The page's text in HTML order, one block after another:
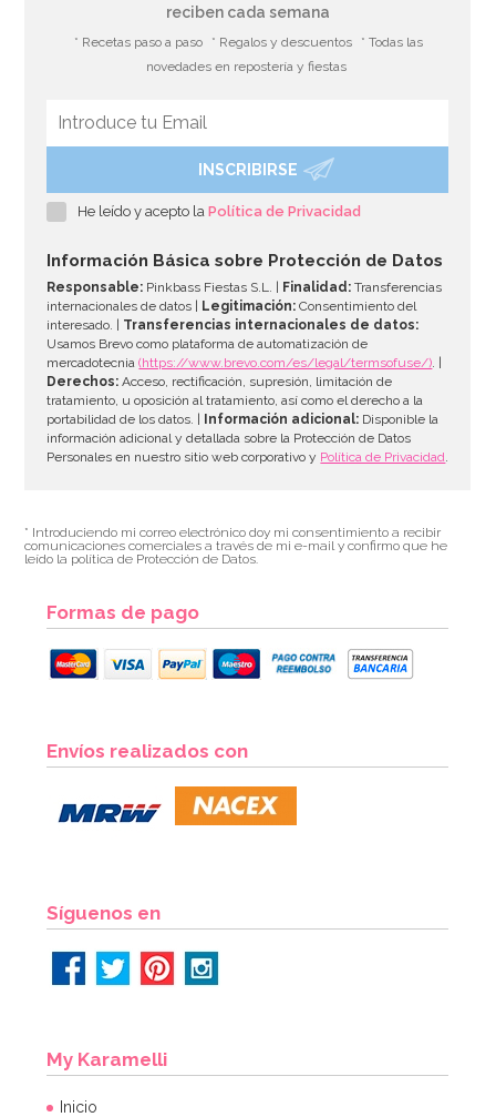
reciben cada semana
* Recetas paso a paso * Regalos y descuentos
* Todas las
novedades en repostería y fiestas
INSCRIBIRSE
He leído y acepto laPolítica de Privacidad
Información Básica sobre Protección de Datos
Responsable: Pinkbass Fiestas S.L. | Finalidad: Transferencias
internacionales de datos | Legitimación: Consentimiento del
interesado. | Transferencias internacionales de datos:
Usamos Brevo como plataforma de automatización de
mercadotecnia(https://www.brevo.com/es/legal/termsofuse/) . |
Derechos: Acceso, rectificación, supresión, limitación de
tratamiento, u oposición al tratamiento, así como el derecho a la
portabilidad de los datos. | Información adicional: Disponible la
información adicional y detallada sobre la Protección de Datos
Personales en nuestro sitio web corporativo y Política de Privacidad
* Introduciendo mi correo electrónico doy mi consentimiento a recibir
comunicaciones comerciales a través de mi e-mail y confirmo que he
leído la política de Protección de Datos.
Formas de pago
Envíos realizados con
Síguenos en
My Karamelli
Inicio